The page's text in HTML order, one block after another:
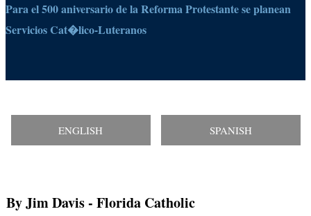
Para el 500 aniversario de la Reforma Protestante se planean
Servicios Cat�lico-Luteranos
ENGLISH SPANISH
By Jim Davis- Florida Catholic